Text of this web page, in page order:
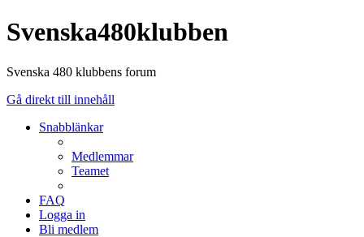
Svenska480klubben
Svenska 480 klubbens forum
Gå direkt till innehåll
Snabblänkar
Medlemmar
Teamet
FAQ
Logga in
Bli medlem